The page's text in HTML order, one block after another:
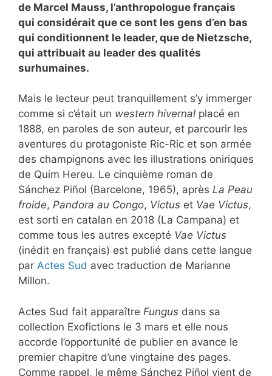
de Marcel Mauss, l’anthropologue français
qui considérait que ce sont les gens d’en bas
qui conditionnent le leader, que de Nietzsche,
qui attribuait au leader des qualités
surhumaines.
Mais le lecteur peut tranquillement s’y immerger
comme si c’était un western hivernal placé en
1888, en paroles de son auteur, et parcourir les
aventures du protagoniste Ric-Ric et son armée
des champignons avec les illustrations oniriques
de Quim Hereu. Le cinquième roman de
Sánchez Piñol (Barcelone, 1965), après La Peau
froide, Pandora au Congo, Victus et Vae Victus,
est sorti en catalan en 2018 (La Campana) et
comme tous les autres excepté Vae Victus
(inédit en français) est publié dans cette langue
par Actes Sud avec traduction de Marianne
Millon.
Actes Sud fait apparaître Fungus dans sa
collection Exofictions le 3 mars et elle nous
accorde l’opportunité de publier en avance le
premier chapitre d’une vingtaine des pages.
Comme rappel, le même Sánchez Piñol vient de